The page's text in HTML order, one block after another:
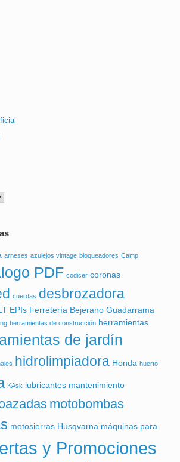
arneses azulejos vintage bloqueadores Camp
PDF codicer coronas
cuerdas desbrozadora
EPIs Ferretería Bejerano Guadarrama
herramientas de construcción herramientas
de jardín
hidrolimpiadora Honda huerto
KAsk lubricantes mantenimiento
motobombas
motosierras Husqvarna máquinas para
y Promociones